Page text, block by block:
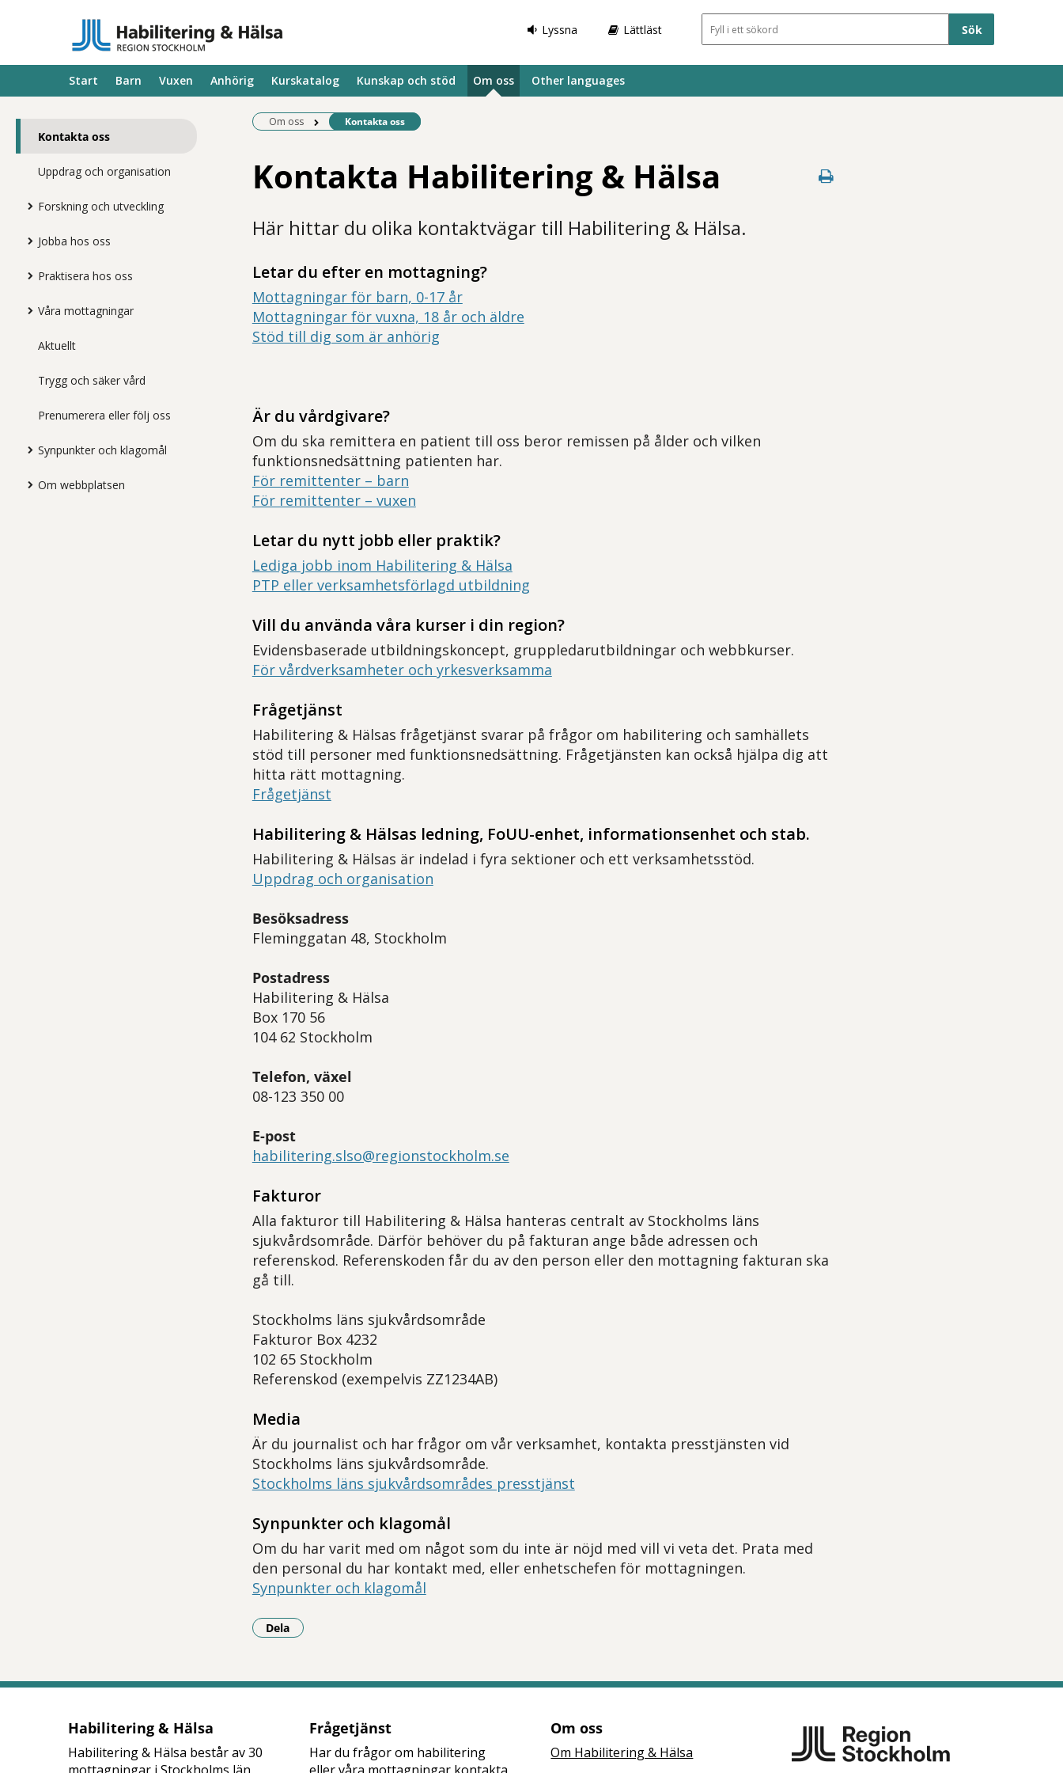
Lyssna Lättläst Sökfält
Start Barn Vuxen Anhörig Kurskatalog Kunskap och stöd Om oss Other languages
Kontakta oss
Uppdrag och organisation
Forskning och utveckling
Jobba hos oss
Praktisera hos oss
Våra mottagningar
Aktuellt
Trygg och säker vård
Prenumerera eller följ oss
Synpunkter och klagomål
Om webbplatsen
Om oss Befintlig sida:
Kontakta oss
Kontakta Habilitering & Hälsa
Här hittar du olika kontaktvägar till Habilitering & Hälsa.
Letar du efter en mottagning?
Mottagningar för barn, 0-17 år
Mottagningar för vuxna, 18 år och äldre
Stöd till dig som är anhörig
Är du vårdgivare?
Om du ska remittera en patient till oss beror remissen på ålder och vilken
funktionsnedsättning patienten har.
För remittenter – barn
För remittenter – vuxen
Letar du nytt jobb eller praktik?
Lediga jobb inom Habilitering & Hälsa
PTP eller verksamhetsförlagd utbildning
Vill du använda våra kurser i din region?
Evidensbaserade utbildningskoncept, gruppledarutbildningar och webbkurser.
För vårdverksamheter och yrkesverksamma
Frågetjänst
Habilitering & Hälsas frågetjänst svarar på frågor om habilitering och samhällets
stöd till personer med funktionsnedsättning. Frågetjänsten kan också hjälpa dig att
hitta rätt mottagning.
Frågetjänst
Habilitering & Hälsas ledning, FoUU-enhet, informationsenhet och stab.
Habilitering & Hälsas är indelad i fyra sektioner och ett verksamhetsstöd.
Uppdrag och organisation
Besöksadress
Fleminggatan 48, Stockholm
Postadress
Habilitering & Hälsa
Box 170 56
104 62 Stockholm
Telefon, växel
08-123 350 00
E-post
habilitering.slso@regionstockholm.se
Fakturor
Alla fakturor till Habilitering & Hälsa hanteras centralt av Stockholms läns
sjukvårdsområde. Därför behöver du på fakturan ange både adressen och
referenskod. Referenskoden får du av den person eller den mottagning fakturan ska
gå till.
Stockholms läns sjukvårdsområde
Fakturor Box 4232
102 65 Stockholm
Referenskod (exempelvis ZZ1234AB)
Media
Är du journalist och har frågor om vår verksamhet, kontakta presstjänsten vid
Stockholms läns sjukvårdsområde.
Stockholms läns sjukvårdsområdes presstjänst
Synpunkter och klagomål
Om du har varit med om något som du inte är nöjd med vill vi veta det. Prata med
den personal du har kontakt med, eller enhetschefen för mottagningen.
Synpunkter och klagomål
Dela
- Klicka för att öppna delningsalternativ.
Habilitering & Hälsa
Habilitering & Hälsa består av 30
Frågetjänst
Har du frågor om habilitering
Om oss
Om Habilitering & Hälsa